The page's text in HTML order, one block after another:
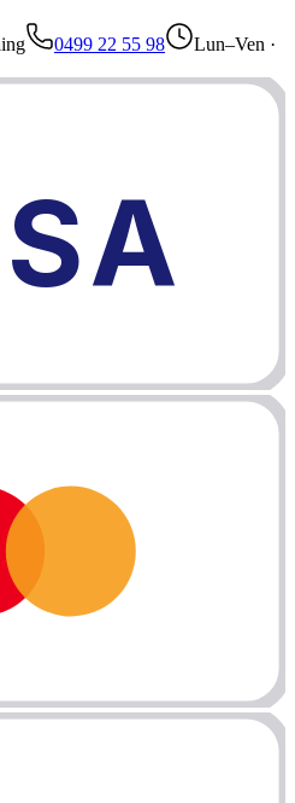
0499 22 55 98
Lun–Ven ·